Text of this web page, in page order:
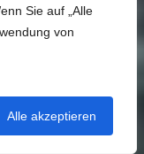
Sie auf „Alle
von
Alle akzeptieren